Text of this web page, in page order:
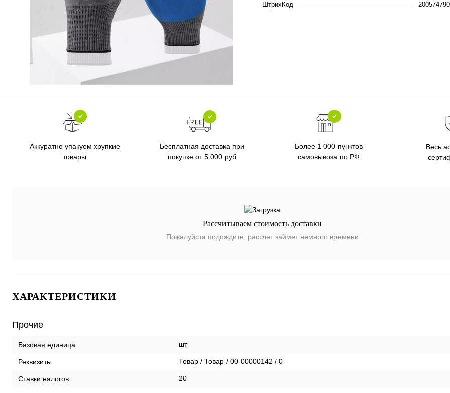
ШтрихКод
Аккуратно упакуем хрупкие
товары
Бесплатная доставка при
покупке от 5 000 руб
Более 1 000 пунктов
самовывоза по РФ
Весь
Рассчитываем стоимость доставки
Пожалуйста подождите, рассчет займет немного времени
ХАРАКТЕРИСТИКИ
Прочие
Базовая единица шт
Реквизиты Товар / Товар / 00-00000142 / 0
Ставки налогов 20